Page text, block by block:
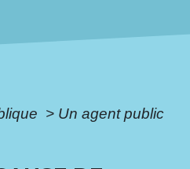
> Un agent public